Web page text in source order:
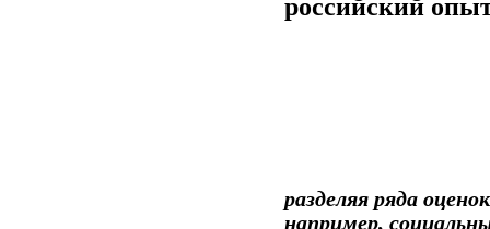
российский
разделяя ряда
например,